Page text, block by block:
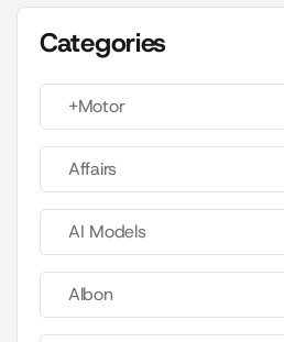
Categories
+Motor
Affairs
AI Models
Albon